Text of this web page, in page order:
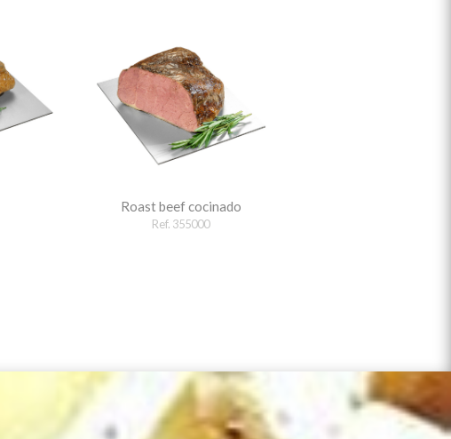
Roast beef cocinado
Ref. 355000